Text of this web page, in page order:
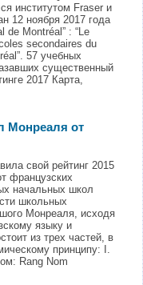
институтом Fraser и
12 ноября 2017 года
de Montréal” : “Le
secondaires du
57 учебных
существенный
2017 Карта,
Mонреаля от
свой рейтинг 2015
французских
начальных школ
школьных
Монреаля, исходя
языку и
из трех частей, в
принципу: I.
Rang Nom